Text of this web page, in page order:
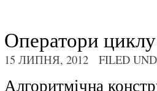
Оператори
15 ЛИПНЯ, 2012 FILED
Алгоритмічна